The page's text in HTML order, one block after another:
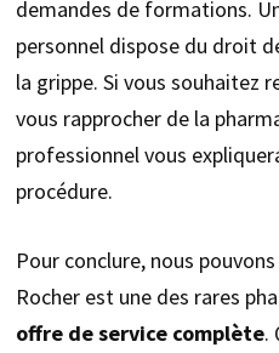
demandes de formations.
personnel dispose du droit
la grippe. Si vous souhaitez
vous rapprocher de la
professionnel vous
procédure.
Pour conclure, nous
Rocher est une des rares
offre de service complète.